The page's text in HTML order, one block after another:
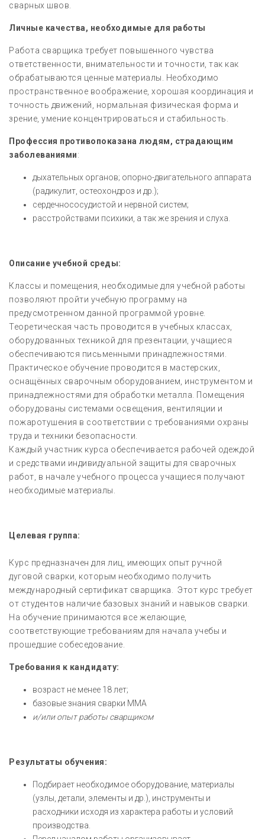
сварных швов.
Личные качества, необходимые для работы
Работа сварщика требует повышенного чувства
ответственности, внимательности и точности, так как
обрабатываются ценные материалы. Необходимо
пространственное воображение, хорошая координация и
точность движений, нормальная физическая форма и
зрение, умение концентрироваться и стабильность.
Профессия противопоказана людям, страдающим
заболеваниями:
дыхательных органов; опорно-двигательного аппарата
(радикулит, остеохондроз и др.);
сердечнососудистой и нервной систем;
расстройствами психики, а так же зрения и слуха.
Описание учебной среды:
Классы и помещения, необходимые для учебной работы
позволяют пройти учебную программу на
предусмотренном данной программой уровне.
Теоретическая часть проводится в учебных классах,
оборудованных техникой для презентации, учащиеся
обеспечиваются письменными принадлежностями.
Практическое обучение проводится в мастерских,
оснащённых сварочным оборудованием, инструментом и
принадлежностями для обработки металла. Помещения
оборудованы системами освещения, вентиляции и
пожаротушения в соответствии с требованиями охраны
труда и техники безопасности.
Каждый участник курса обеспечивается рабочей одеждой
и средствами индивидуальной защиты для сварочных
работ, в начале учебного процесса учащиеся получают
необходимые материалы.
Целевая группа:
Курс предназначен для лиц, имеющих опыт ручной
дуговой сварки, которым необходимо получить
международный сертификат сварщика. Этот курс требует
от студентов наличие базовых знаний и навыков сварки.
На обучение принимаются все желающие,
соответствующие требованиям для начала учебы и
прошедшие собеседование.
Требования к кандидату:
возраст не менее 18 лет;
базовые знания сварки MMA
и/или опыт работы сварщиком
Результаты обучения:
Подбирает необходимое оборудование, материалы
(узлы, детали, элементы и др.), инструменты и
расходники исходя из характера работы и условий
производства.